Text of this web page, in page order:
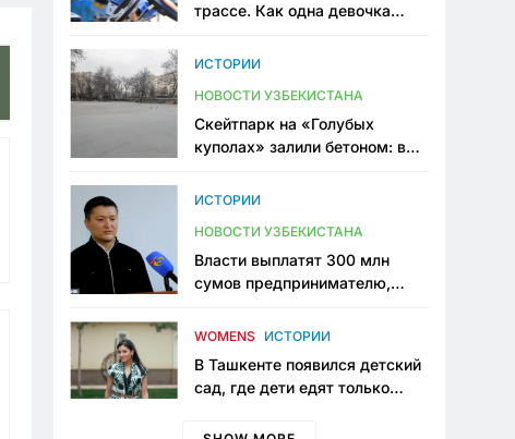
трассе. Как одна девочка
Узбекистане
ИСТОРИИ
НОВОСТИ УЗБЕКИСТАНА
Скейтпарк на «Голубых
куполах» залили бетоном: в
одно общественное
ИСТОРИИ
НОВОСТИ УЗБЕКИСТАНА
Власти выплатят 300 млн
сумов предпринимателю,
тюрьме по незаконному
WOMENS ИСТОРИИ
В Ташкенте появился детский
сад, где дети едят только
мама, которая устала просить